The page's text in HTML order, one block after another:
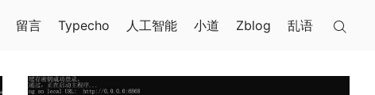
留言 Typecho 人工智能 小道 Zblog 乱语